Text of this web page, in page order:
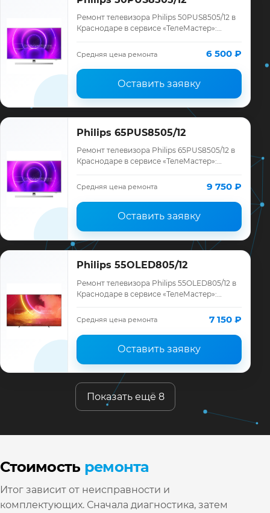
Ремонт телевизора Philips 50PUS8505/12 в
Краснодаре в сервисе «ТелеМастер»:
ремонта, запчасти и гарантия до 12
месяце…
Средняя цена ремонта 6 500 ₽
Оставить заявку
Philips 65PUS8505/12
Ремонт телевизора Philips 65PUS8505/12 в
Краснодаре в сервисе «ТелеМастер»:
ремонта, запчасти и гарантия до 12
Средняя цена ремонта 9 750 ₽
Оставить заявку
Philips 55OLED805/12
Ремонт телевизора Philips 55OLED805/12 в
Краснодаре в сервисе «ТелеМастер»:
ремонта, запчасти и гарантия до 12
месяце…
Средняя цена ремонта 7 150 ₽
Оставить заявку
Показать ещё 8
Стоимость ремонта
Итог зависит от неисправности и
комплектующих. Сначала диагностика, затем